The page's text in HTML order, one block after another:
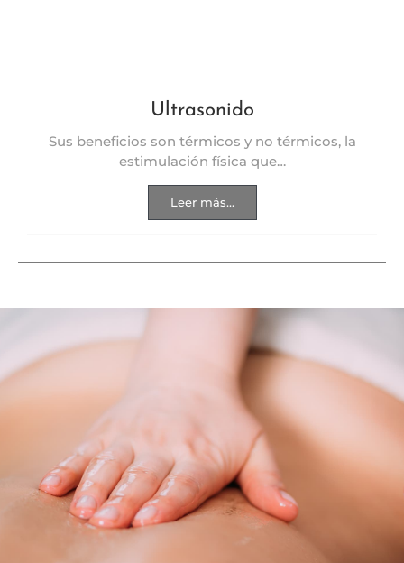
Ultrasonido
Sus beneficios son térmicos y no térmicos, la
estimulación física que…
Leer más...